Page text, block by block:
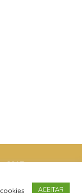
- 2017
ACEITAR